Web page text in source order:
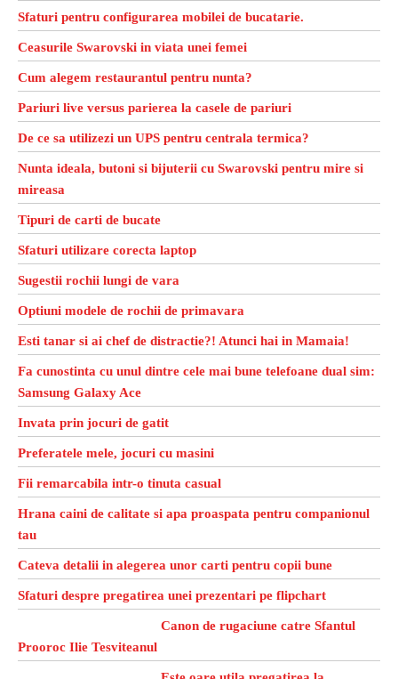
Sfaturi pentru configurarea mobilei de bucatarie.
Ceasurile Swarovski in viata unei femei
Cum alegem restaurantul pentru nunta?
Pariuri live versus parierea la casele de pariuri
De ce sa utilizezi un UPS pentru centrala termica?
Nunta ideala, butoni si bijuterii cu Swarovski pentru mire si
mireasa
Tipuri de carti de bucate
Sfaturi utilizare corecta laptop
Sugestii rochii lungi de vara
Optiuni modele de rochii de primavara
Esti tanar si ai chef de distractie?! Atunci hai in Mamaia!
Fa cunostinta cu unul dintre cele mai bune telefoane dual sim:
Samsung Galaxy Ace
Invata prin jocuri de gatit
Preferatele mele, jocuri cu masini
Fii remarcabila intr-o tinuta casual
Hrana caini de calitate si apa proaspata pentru companionul
tau
Cateva detalii in alegerea unor carti pentru copii bune
Sfaturi despre pregatirea unei prezentari pe flipchart
Canon de rugaciune catre Sfantul
Prooroc Ilie Tesviteanul